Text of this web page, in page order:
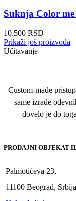
Suknja Color
10.500 RSD
Prikaži još proizvoda
Učitavanje
Custom-made
same izrade
dovelo je do
PRODAJNI
Palmotićeva 23,
11100 Beograd, Srbija